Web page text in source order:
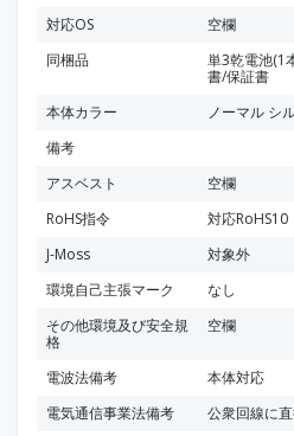
対応OS
空欄
同梱品
単3乾電池(1
書/保証書
本体カラー
ノーマル シ
備考
アスベスト
空欄
RoHS指令
対応RoHS10
J-Moss
対象外
環境自己主張マーク
なし
その他環境及び安全規
格
空欄
電波法備考
本体対応
電気通信事業法備考
公衆回線に